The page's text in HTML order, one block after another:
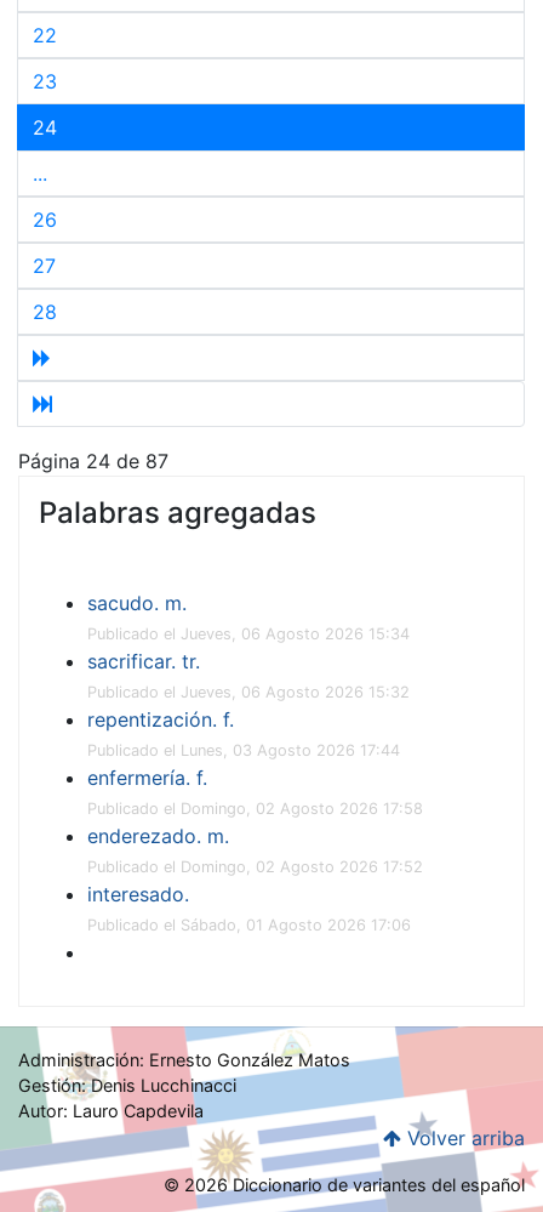
22
23
24
...
26
27
28
Página 24 de 87
Palabras agregadas
sacudo. m.
Publicado el Jueves, 06 Agosto 2026 15:34
sacrificar. tr.
Publicado el Jueves, 06 Agosto 2026 15:32
repentización. f.
Publicado el Lunes, 03 Agosto 2026 17:44
enfermería. f.
Publicado el Domingo, 02 Agosto 2026 17:58
enderezado. m.
Publicado el Domingo, 02 Agosto 2026 17:52
interesado.
Publicado el Sábado, 01 Agosto 2026 17:06
Administración: Ernesto González Matos
Gestión: Denis Lucchinacci
Autor: Lauro Capdevila
Volver arriba
© 2026 Diccionario de variantes del español